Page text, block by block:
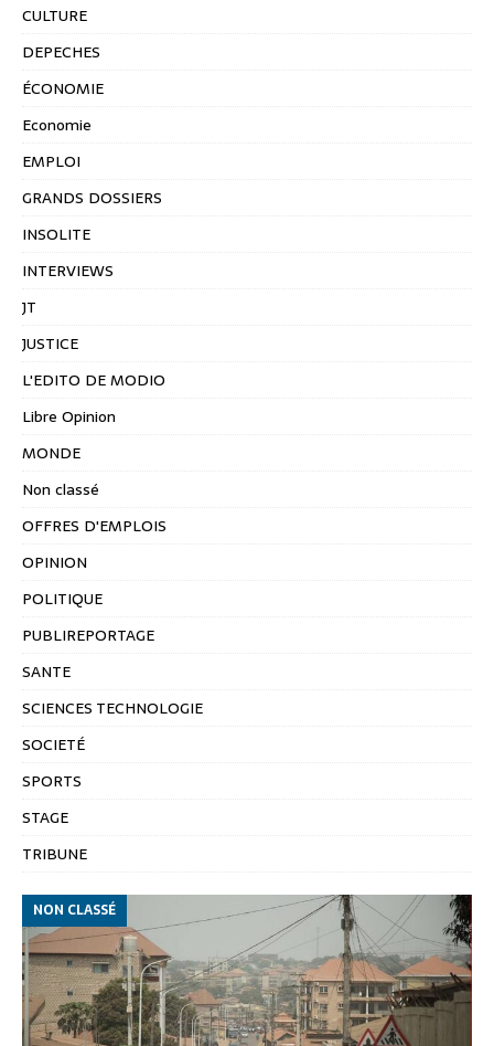
CULTURE
DEPECHES
ÉCONOMIE
Economie
EMPLOI
GRANDS DOSSIERS
INSOLITE
INTERVIEWS
JT
JUSTICE
L'EDITO DE MODIO
Libre Opinion
MONDE
Non classé
OFFRES D'EMPLOIS
OPINION
POLITIQUE
PUBLIREPORTAGE
SANTE
SCIENCES TECHNOLOGIE
SOCIETÉ
SPORTS
STAGE
TRIBUNE
NON CLASSÉ